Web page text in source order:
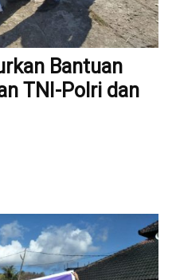
Bantuan
TNI-Polri dan